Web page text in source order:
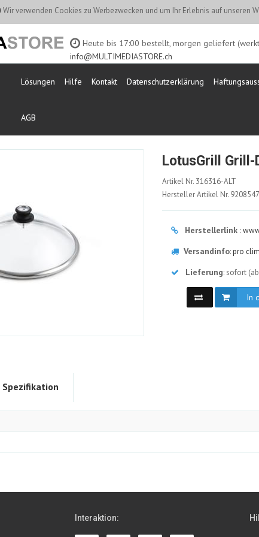
Wir verwenden Cookies zu Werbezwecken und um Ihr Erlebnis auf unseren
Heute bis 17:00 bestellt, morgen geliefert
info@MULTIMEDIASTORE.ch
Lösungen Hilfe Kontakt Datenschutzerklärung
AGB
LotusGrill Grill-
316316-
ALT
Artikel Nr. 316316-ALT
Hersteller Artikel Nr. 9208547
Herstellerlink :
Versandinfo:pro
Lieferung: sofort
In
Spezifikation
Interaktion: